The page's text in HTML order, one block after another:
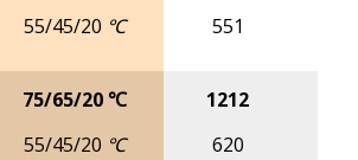
55/45/20 ℃
551
75/65/20 ℃
55/45/20 ℃
1212
620